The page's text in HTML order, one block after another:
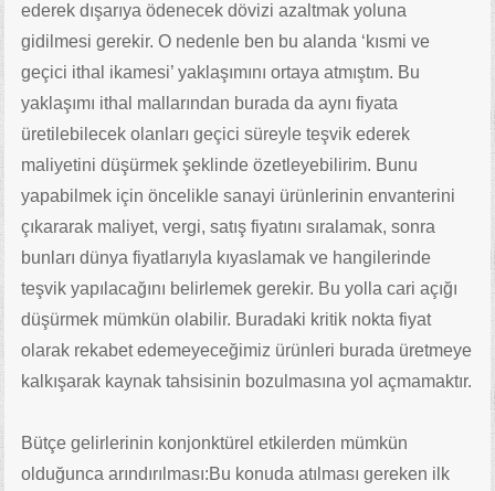
ederek dışarıya ödenecek dövizi azaltmak yoluna
gidilmesi gerekir. O nedenle ben bu alanda ‘kısmi ve
geçici ithal ikamesi’ yaklaşımını ortaya atmıştım. Bu
yaklaşımı ithal mallarından burada da aynı fiyata
üretilebilecek olanları geçici süreyle teşvik ederek
maliyetini düşürmek şeklinde özetleyebilirim. Bunu
yapabilmek için öncelikle sanayi ürünlerinin envanterini
çıkararak maliyet, vergi, satış fiyatını sıralamak, sonra
bunları dünya fiyatlarıyla kıyaslamak ve hangilerinde
teşvik yapılacağını belirlemek gerekir. Bu yolla cari açığı
düşürmek mümkün olabilir. Buradaki kritik nokta fiyat
olarak rekabet edemeyeceğimiz ürünleri burada üretmeye
kalkışarak kaynak tahsisinin bozulmasına yol açmamaktır.
Bütçe gelirlerinin konjonktürel etkilerden mümkün
olduğunca arındırılması:Bu konuda atılması gereken ilk